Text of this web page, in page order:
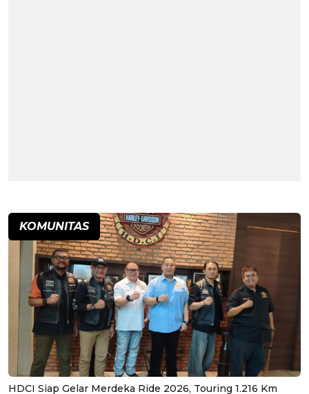
KOMUNITAS
HDCI Siap Gelar Merdeka Ride 2026, Touring 1.216 Km